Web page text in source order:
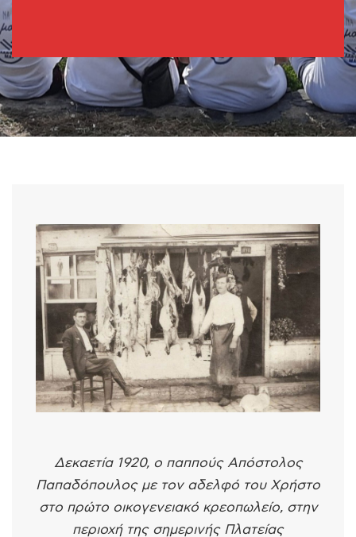
Δεκαετία 1920, ο παππούς Απόστολος
Παπαδόπουλος με τον αδελφό του Χρήστο
στο πρώτο οικογενειακό κρεοπωλείο, στην
περιοχή της σημερινής Πλατείας